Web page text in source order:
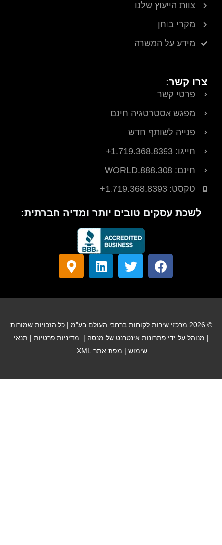
צוות הייעוץ שלנו
מקרי בוחן
מידע על המשרה
צרו קשר:
פרטי קשר
מפגש אסטרטגיה חינם
פנייה לשותף חדש
חייגו: 1.719.368.8393+
חינם: 888.308.WORLD
טקסט: ‎+1.719.368.8393
לשכת עסקים טובים יותר ומדיה חברתית:
פ
ס
ו
ק
לְ
צַ
צֵ
ל
ק
א
י
ן
ס
מ
מ
ה
-
a
© 2026 מרכזי שירות לקוחות ברחבי העולם בע"מ | כל הזכויות שמורות
| מנוהל על ידי פתרונות אינטרנט של מנסה| מדיניות פרטיות|תנאי
שימוש|מפת אתר XML